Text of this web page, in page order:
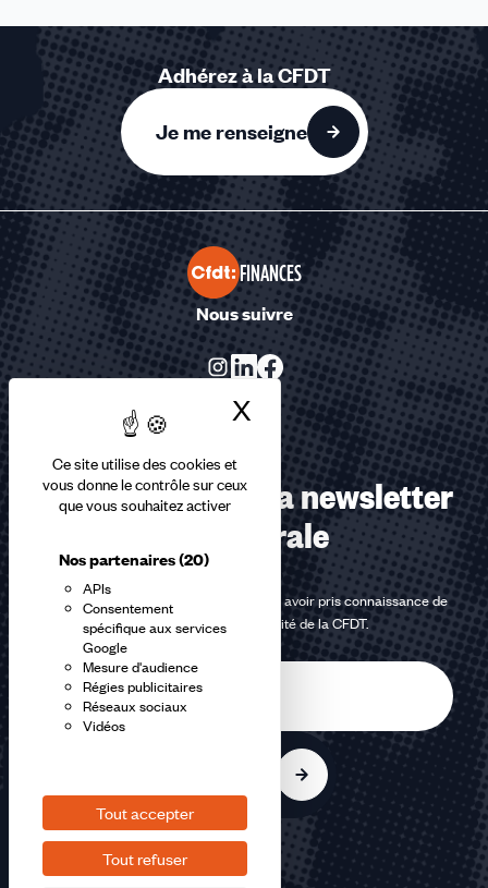
Ce site utilise des cookies et
vous donne le contrôle sur ceux
que vous souhaitez activer
Nos partenaires(20)
APIs
Consentement
spécifique aux services
Google
Mesure d'audience
Régies publicitaires
Réseaux sociaux
Vidéos
Tout accepter
Tout refuser
X Masquer le
Adhérez à la CFDT
Je me renseigne
FINANCES
Nous suivre
Abonnez-vous à la newsletter
confédérale
En m'inscrivant à la newsletter, j'affirme avoir pris connaissance de
lapolitique de confidentialité de la CFDT.